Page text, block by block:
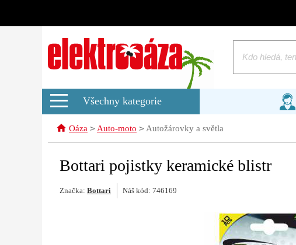
Všechny kategorie
Oáza > Auto-moto > Autožárovky a světla
Bottari pojistky keramické blistr
Značka: Bottari Náš kód: 746169